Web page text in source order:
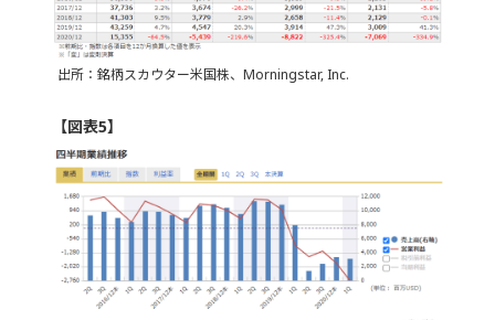
出所：銘柄スカウター米国株、Morningstar, Inc.
【図表5】